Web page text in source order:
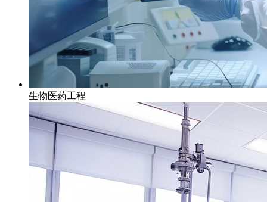
生物医药工程